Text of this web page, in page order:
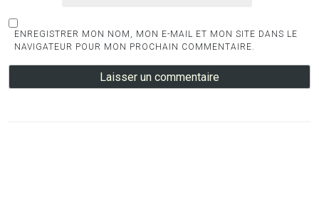
ENREGISTRER MON NOM, MON E-MAIL ET MON SITE DANS LE
NAVIGATEUR POUR MON PROCHAIN COMMENTAIRE.